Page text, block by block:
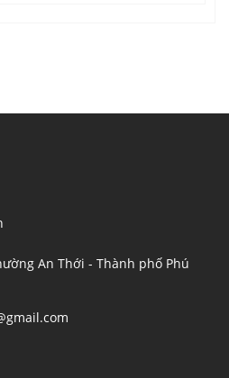
An Thới - Thành phố Phú